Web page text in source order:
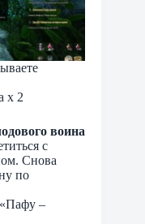
х 2
воина
с
Снова
по
–